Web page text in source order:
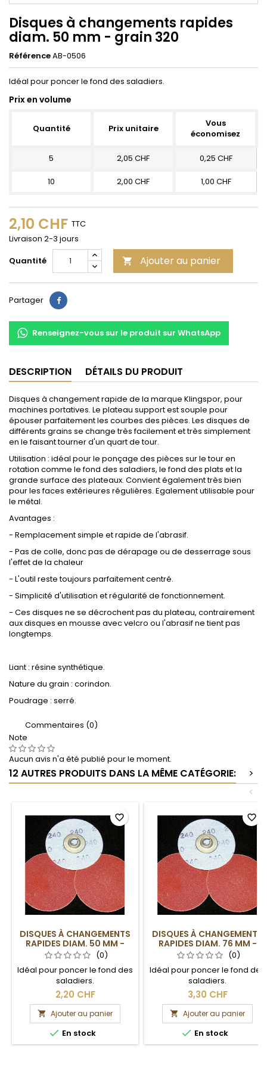
Disques à changements rapides
diam. 50 mm - grain 320
RéférenceAB-0506
Idéal pour poncer le fond des saladiers.
Prix en volume
Quantité Prix unitaire
Vous
économisez
5 2,05 CHF 0,25 CHF
10 2,00 CHF 1,00 CHF
2,10 CHF TTC
Livraison 2-3 jours
Quantité
 Ajouter au panier
Partager Partager
Renseignez-vous sur le produit sur WhatsApp
DESCRIPTION DÉTAILS DU PRODUIT
Disques à changement rapide de la marque Klingspor, pour
machines portatives. Le plateau support est souple pour
épouser parfaitement les courbes des pièces. Les disques de
différents grains se change très facilement et très simplement
en le faisant tourner d'un quart de tour.
Utilisation : idéal pour le ponçage des pièces sur le tour en
rotation comme le fond des saladiers, le fond des plats et la
grande surface des plateaux. Convient également très bien
pour les faces extérieures régulières. Egalement utilisable pour
le métal.
Avantages :
- Remplacement simple et rapide de l'abrasif.
- Pas de colle, donc pas de dérapage ou de desserrage sous
l'effet de la chaleur
- L'outil reste toujours parfaitement centré.
- Simplicité d'utilisation et régularité de fonctionnement.
- Ces disques ne se décrochent pas du plateau, contrairement
aux disques en mousse avec velcro ou l'abrasif ne tient pas
longtemps.
Liant : résine synthétique.
Nature du grain : corindon.
Poudrage : serré.
Commentaires (0)
Note
Aucun avis n'a été publié pour le moment.
12 AUTRES PRODUITS DANS LA MÊME CATÉGORIE:
>
<
DISQUES À CHANGEMENTS
RAPIDES DIAM. 50 MM -
GRAIN 60 (0)
Idéal pour poncer le fond des
saladiers.
2,20 CHF
 Ajouter au panier
 En stock
favorite_border
DISQUES À CHANGEMENTS
RAPIDES DIAM. 76 MM -
GRAIN 60 (0)
Idéal pour poncer le fond des
saladiers.
3,30 CHF
 Ajouter au panier
 En stock
favorite_border